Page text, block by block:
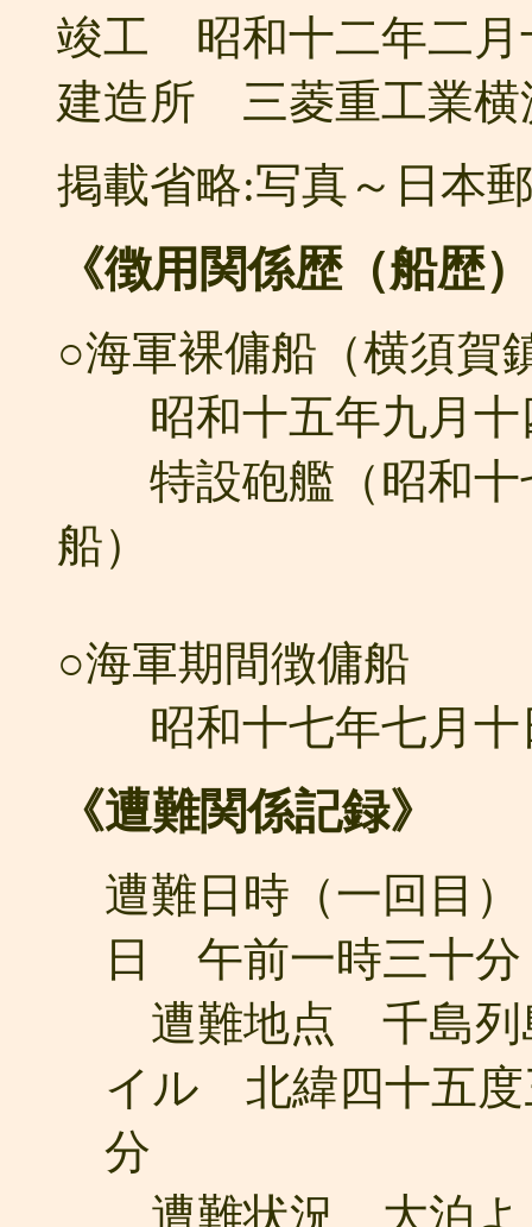
竣工 昭和十二年二月
建造所 三菱重工業横
掲載省略:写真～日本
《徴用関係歴（船歴
○海軍裸傭船（横須賀
昭和十五年九月十
特設砲艦（昭和十
船）
○海軍期間徴傭船
昭和十七年七月十
《遭難関係記録》
遭難日時（一回目
日 午前一時三十分
遭難地点 千島列
イル 北緯四十五度
分
遭難状況 大泊よ